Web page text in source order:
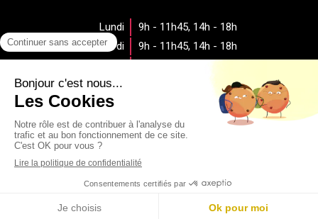
Lundi 9h - 11h45, 14h - 18h
Mardi
9h - 11h45, 14h - 18h
Jeudi
14h - 18h
Vendredi
Samedi
Fermé
Dimanche
Fermé
Rechercher
Création par